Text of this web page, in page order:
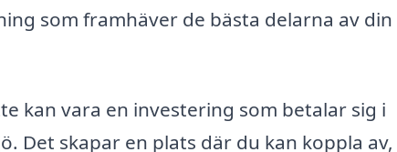
som framhäver de bästa delarna av din
kan vara en investering som betalar sig i
Det skapar en plats där du kan koppla av,